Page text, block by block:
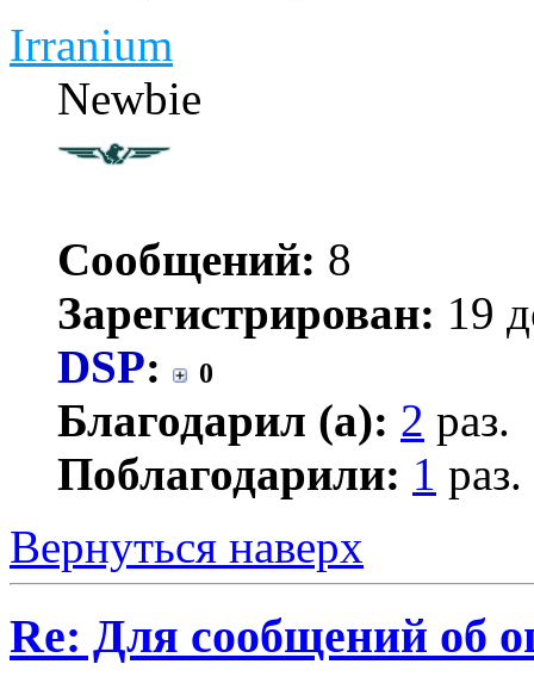
Irranium
Newbie
Сообщений: 8
Зарегистрирован: 19
DSP: 0
Благодарил (а): 2 раз.
Поблагодарили: 1 раз.
Вернуться наверх
Re: Для сообщений об